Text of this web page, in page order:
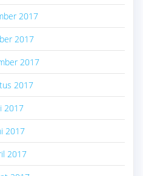
2017
2017
2017
2017
2017
2017
2017